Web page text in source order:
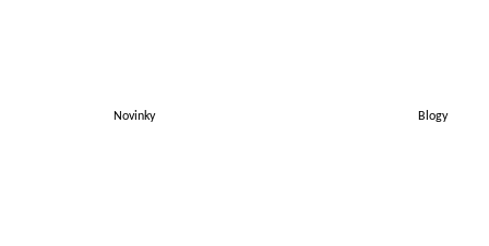
Novinky Blogy